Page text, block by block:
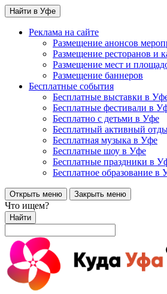
Найти в Уфе
Реклама на сайте
Размещение анонсов
Размещение ресторанов и
Размещение мест и
Размещение баннеров
Бесплатные события
Бесплатные выставки в
Бесплатные фестивали в
Бесплатно с детьми в Уфе
Бесплатный активный
Бесплатная музыка в Уфе
Бесплатные шоу в Уфе
Бесплатные праздники в
Бесплатное образование в
Открыть меню Закрыть меню
Что ищем?
Найти